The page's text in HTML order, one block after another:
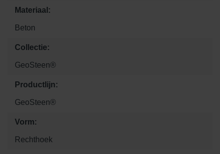
Materiaal:
Beton
Collectie:
GeoSteen®
Productlijn:
GeoSteen®
Vorm:
Rechthoek